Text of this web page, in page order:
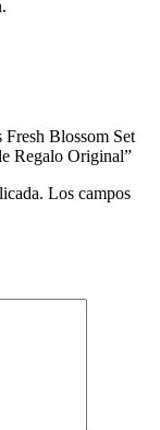
Blossom Set
Regalo Original”
Los campos